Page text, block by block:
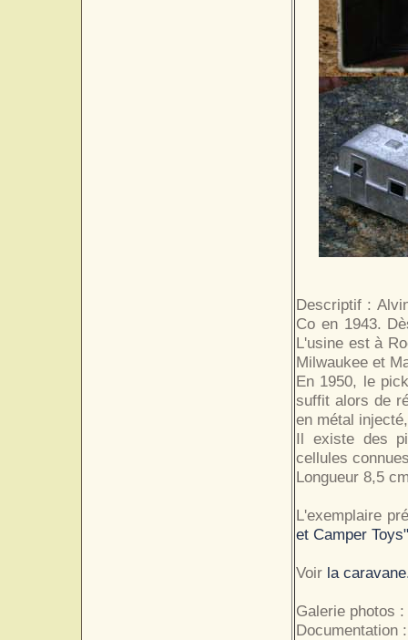
Descriptif :
Co en 1943.
L'usine est à
Milwaukee et
En 1950, le
suffit alors de
en métal
Il existe des
cellules
Longueur 8,5
L'exemplaire
et Camper
Voir la
Galerie photos :
Documentation :